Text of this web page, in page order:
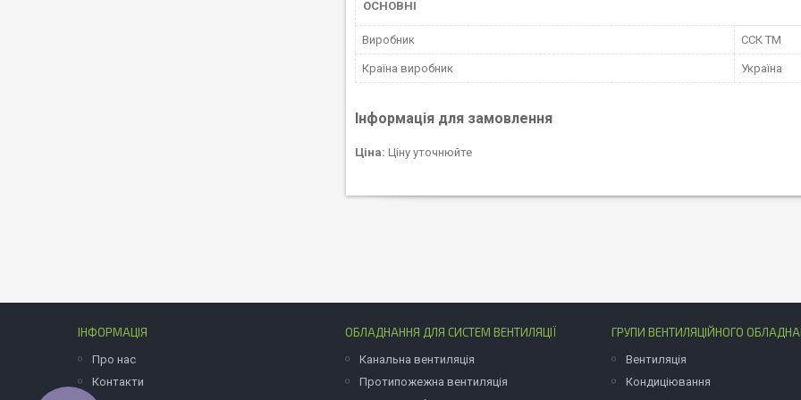
ОСНОВНІ
Виробник ССК ТМ
Країна виробник Україна
Інформація для замовлення
Ціна: Ціну уточнюйте
ІНФОРМАЦІЯ
Про нас
Контакти
ОБЛАДНАННЯ ДЛЯ СИСТЕМ ВЕНТИЛЯЦІЇ
Канальна вентиляція
Протипожежна вентиляція
ГРУПИ ВЕНТИЛЯЦІЙНОГО
Вентиляція
Кондиціювання